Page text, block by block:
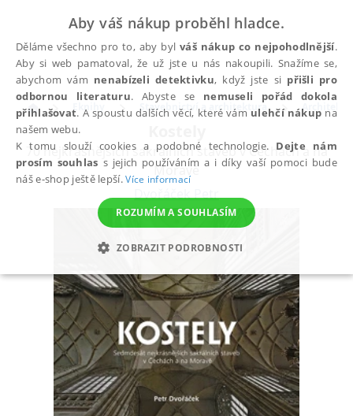
Eknihy Stavebnictví a architektura
70 nejkrásnějších sakrálních staveb v Čechách a na
Moravě
Dvořáček Petr
Aby váš nákup proběhl hladce.
Děláme všechno pro to, aby bylváš nákup co nejpohodlnější.
Aby si web pamatoval, že už jste u nás nakoupili. Snažíme se,
abychom vám nenabízeli detektivku, když jste si přišli pro
odbornou literaturu. Abyste se nemuseli pořád dokola
přihlašovat. A spoustu dalších věcí, které vám ulehčí nákup na
našem webu.
K tomu slouží cookies a podobné technologie. Dejte nám
prosím souhlas s jejich používáním a i díky vaší pomoci bude
náš e-shop ještě lepší.Více informací
ROZUMÍM A SOUHLASÍM
ZOBRAZIT PODROBNOSTI
NEZBYTNÉ ANALYTICKÉ MARKETINGOVÉ
FUNKČNÍ NEZAŘAZENÉ SOUBORY
Nezbytné Analytické Marketingové
Funkční
Nezařazené soubory